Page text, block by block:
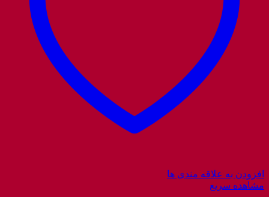
افزودن به علاقه مندی ها
مشاهده سریع